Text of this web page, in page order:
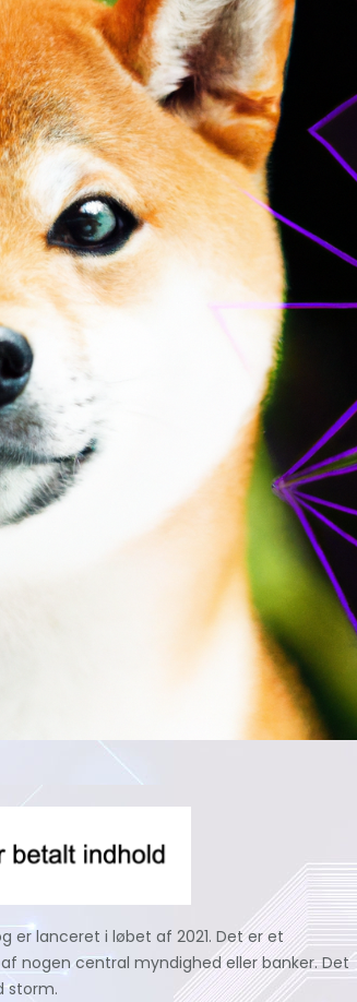
er lanceret i løbet af 2021. Det er et
nogen central myndighed eller banker. Det
storm.